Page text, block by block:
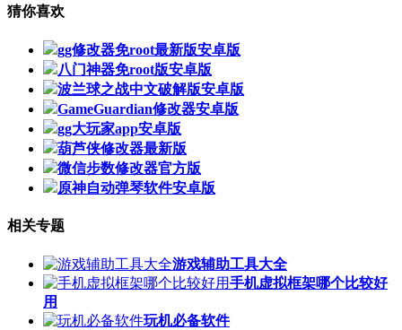
猜你喜欢
gg修改器免root最新版安卓版
八门神器免root版安卓版
波兰球之战中文破解版安卓版
GameGuardian修改器安卓版
gg大玩家app安卓版
葫芦侠修改器最新版
微信步数修改器官方版
原神自动弹琴软件安卓版
相关专题
游戏辅助工具大全
手机虚拟框架哪个比较好
用
玩机必备软件